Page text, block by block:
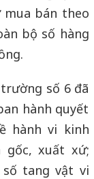
bán theo
bộ số hàng
số 6 đã
hành quyết
hành vi kinh
gốc, xuất xứ;
tang vật vi